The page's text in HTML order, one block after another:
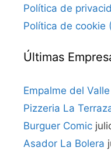
Política de
Política de cookie
Últimas
Empalme del Valle
Pizzeria La
Burguer Comic
Asador La Bolera